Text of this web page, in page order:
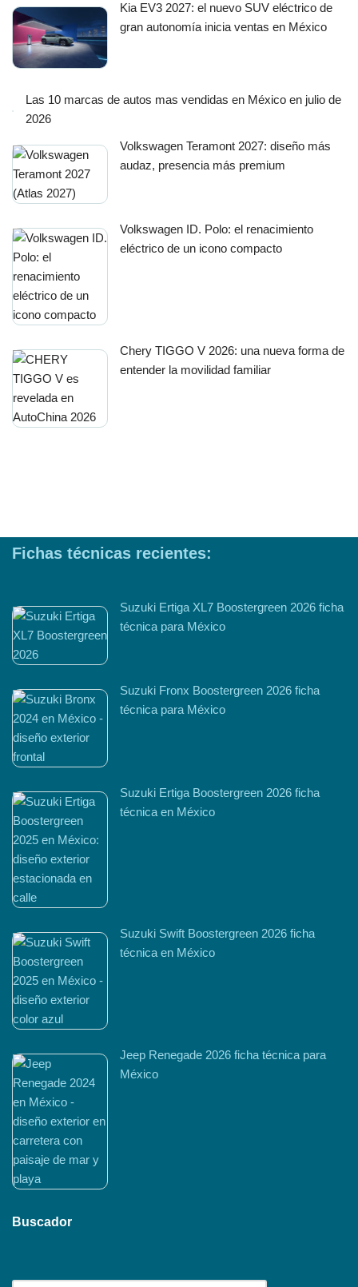
Kia EV3 2027: el nuevo SUV eléctrico de
gran autonomía inicia ventas en México
Las 10 marcas de autos mas vendidas en México en julio de
2026
Volkswagen Teramont 2027: diseño más
audaz, presencia más premium
Volkswagen ID. Polo: el renacimiento
eléctrico de un icono compacto
Chery TIGGO V 2026: una nueva forma de
entender la movilidad familiar
Fichas técnicas recientes:
Suzuki Ertiga XL7 Boostergreen 2026 ficha
técnica para México
Suzuki Fronx Boostergreen 2026 ficha
técnica para México
Suzuki Ertiga Boostergreen 2026 ficha
técnica en México
Suzuki Swift Boostergreen 2026 ficha
técnica en México
Jeep Renegade 2026 ficha técnica para
México
Buscador